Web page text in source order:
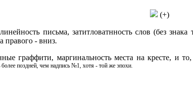
(+)
письма, затитловатнность слов (без
правого - вниз.
граффити, маргинальность места на кресте, и то,
поздней, чем надпись №1, хотя - той же эпохи.